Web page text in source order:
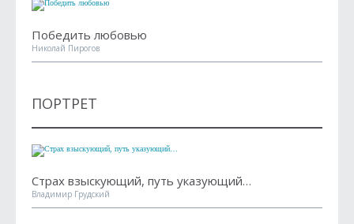
Победить любовью
Николай Пирогов
ПОРТРЕТ
Страх взыскующий, путь указующий…
Владимир Грудский